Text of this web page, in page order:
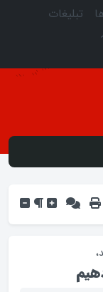
تبلیغات